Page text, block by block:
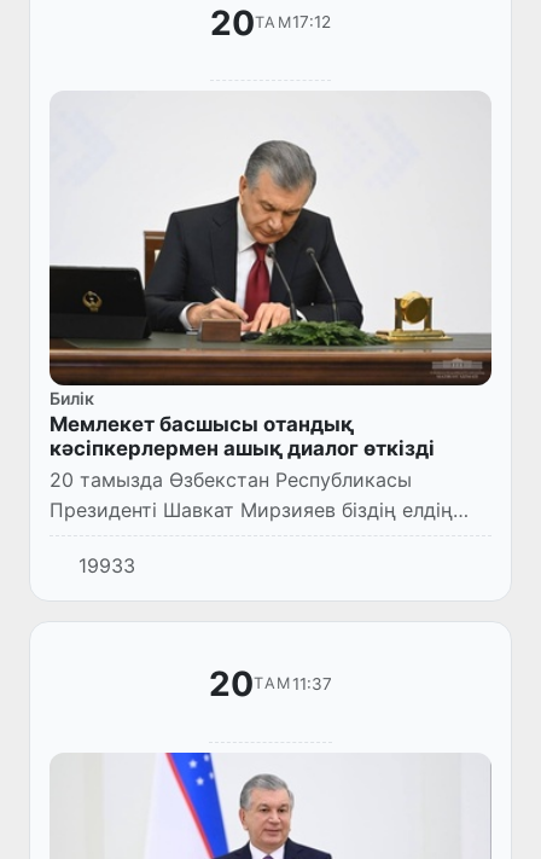
20ТАМ17:12
Билік
Мемлекет басшысы отандық
кәсіпкерлермен ашық диалог өткізді
20 тамызда Өзбекстан Республикасы
Президенті Шавкат Мирзияев біздің елдің
кәсіпкерлерімен ашық диалог өткізді.
19933
20ТАМ11:37